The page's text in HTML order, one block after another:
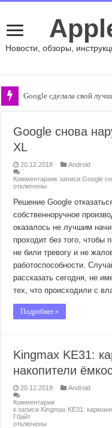
Новости, обзоры,
Google сделала свой
Google снова
XL
20.12.2018
Android
Комментариик записи Google
отключены
Решение Google
собственноручное
оказалось не лучшим
проходит без того, чтобы
не били тревогу и не
работоспособности.
рассказать сегодня, не
тех, что происходили с
Подробнее »
Kingmax KE31:
накопители
20.12.2018
Android
Комментарии
к записи Kingmax KE31:
Гбайт
отключены